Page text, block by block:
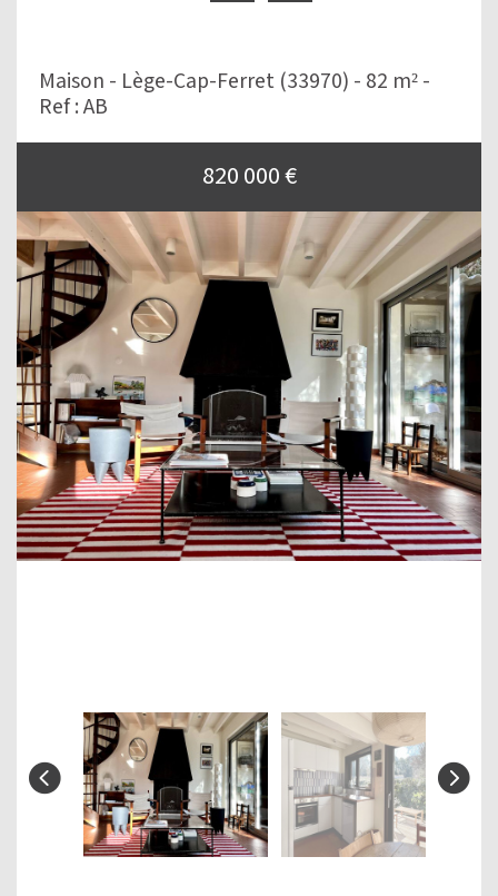
Maison - Lège-Cap-Ferret (33970) - 82 m² -
Ref : AB
820 000€